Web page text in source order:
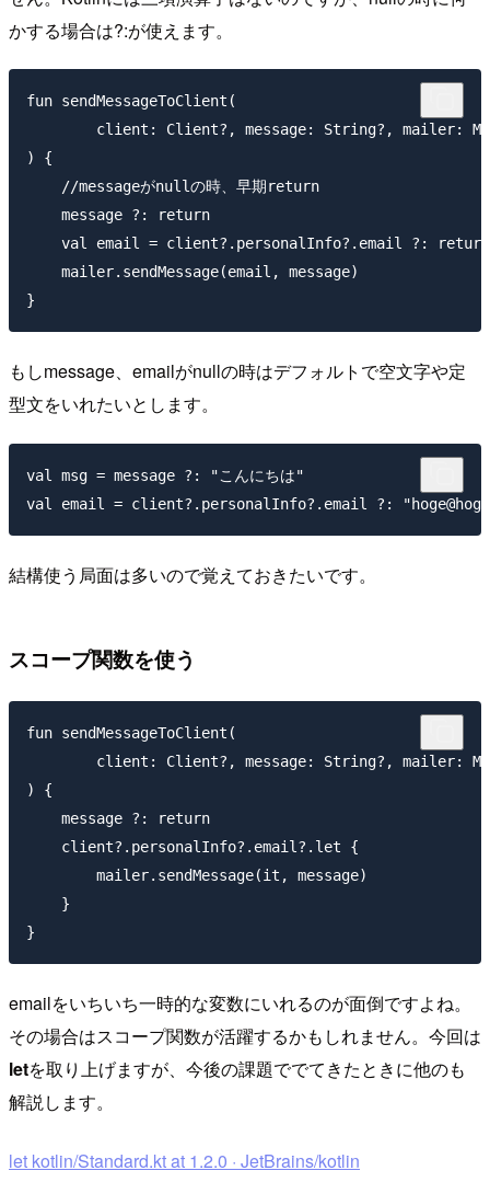
かする場合は?:が使えます。
fun sendMessageToClient(
client: Client?, message: String?, mailer:
) {
    //messageがnullの時、早期return
    message ?: return
    val email = client?.personalInfo?.email ?: return
    mailer.sendMessage(email, message)
もしmessage、emailがnullの時はデフォルトで空文字や定
型文をいれたいとします。
val msg = message ?: "こんにちは"
結構使う局面は多いので覚えておきたいです。
スコープ関数を使う
fun sendMessageToClient(
client: Client?, message: String?, mailer:
) {
    message ?: return
    client?.personalInfo?.email?.let {
        mailer.sendMessage(it, message)
    }
emailをいちいち一時的な変数にいれるのが面倒ですよね。
その場合はスコープ関数が活躍するかもしれません。今回は
letを取り上げますが、今後の課題ででてきたときに他のも
解説します。
let kotlin/Standard.kt at 1.2.0 · JetBrains/kotlin